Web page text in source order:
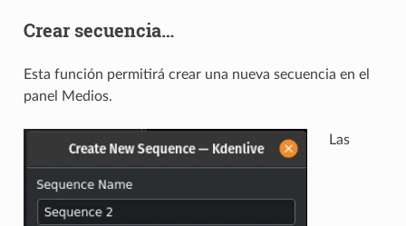
Crear secuencia…
Esta función permitirá crear una nueva secuencia en el
panel Medios.
Las